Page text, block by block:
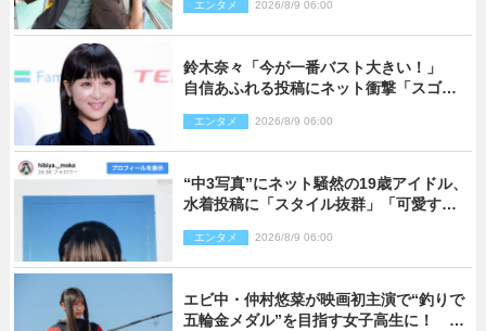
り）
エンタメ 2026/8/9 06:00
鈴木奈々「今が一番バスト大きい！」
自信あふれる投稿にネット衝撃「スゴ
エンタメ 2026/8/9 06:00
“中3写真”にネット騒然の19歳アイドル、
水着投稿に「スタイル抜群」「可愛すぎ
エンタメ 2026/8/9 06:00
エビ中・仲村悠菜が映画初主演で“釣りで
五輪金メダル”を目指す女子高生に！ 映